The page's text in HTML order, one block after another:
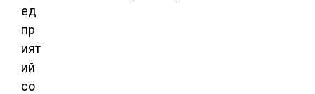
ед
пр
ият
ий
со